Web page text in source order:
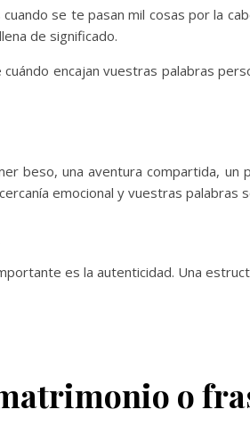
se te pasan mil cosas por la
de significado.
encajan vuestras palabras
beso, una aventura compartida,
emocional y vuestras palabras
es la autenticidad. Una
o